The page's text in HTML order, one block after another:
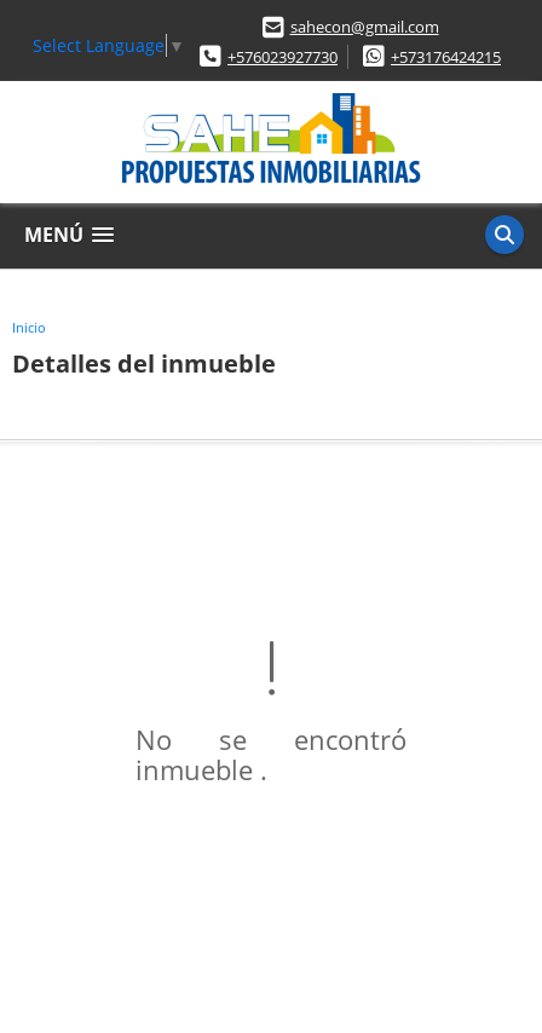
Select Language ▼
sahecon@gmail.com
+576023927730
+573176424215
MENÚ
Inicio
Detalles del inmueble
No se encontró
inmueble .